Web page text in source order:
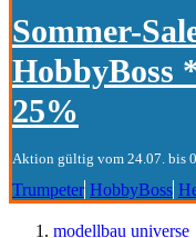
Sommer-
HobbyBoss
25%
Aktion gültig vom 24.07. bis
Trumpeter HobbyBoss
modellbau universe